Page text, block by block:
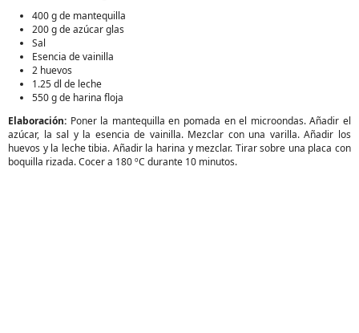
400 g de mantequilla
200 g de azúcar glas
Sal
Esencia de vainilla
2 huevos
1.25 dl de leche
550 g de harina floja
Elaboración: Poner la mantequilla en pomada en el microondas. Añadir el
azúcar, la sal y la esencia de vainilla. Mezclar con una varilla. Añadir los
huevos y la leche tibia. Añadir la harina y mezclar. Tirar sobre una placa con
boquilla rizada. Cocer a 180 ºC durante 10 minutos.